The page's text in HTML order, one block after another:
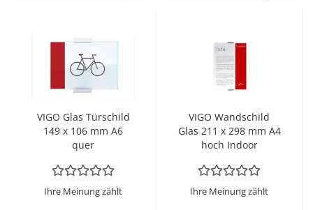
VIGO Glas Tür­schild
149 x 106 mm A6
quer
Ihre Meinung zählt
VIGO Wand­schild
Glas 211 x 298 mm A4
hoch In­door
Ihre Meinung zählt